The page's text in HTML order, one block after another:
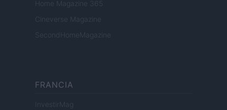
Home Magazine 365
Cineverse Magazine
SecondHomeMagazine
FRANCIA
InvestirMag